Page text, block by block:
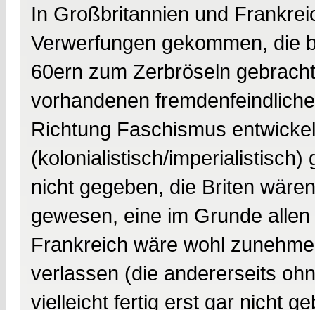
In Großbritannien und
Verwerfungen gekommen, die
60ern zum Zerbröseln
vorhandenen
Richtung Faschismus
(kolonialistisch/imperialistisch)
nicht gegeben, die Briten
gewesen, eine im Grunde
Frankreich wäre wohl
verlassen (die andererseits
vielleicht fertig erst gar nicht